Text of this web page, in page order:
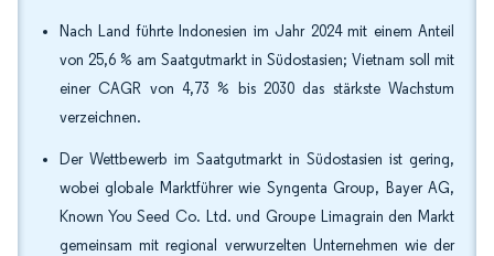
Nach Land führte Indonesien im Jahr 2024 mit einem Anteil
von 25,6 % am Saatgutmarkt in Südostasien; Vietnam soll mit
einer CAGR von 4,73 % bis 2030 das stärkste Wachstum
verzeichnen.
Der Wettbewerb im Saatgutmarkt in Südostasien ist gering,
wobei globale Marktführer wie Syngenta Group, Bayer AG,
Known You Seed Co. Ltd. und Groupe Limagrain den Markt
gemeinsam mit regional verwurzelten Unternehmen wie der